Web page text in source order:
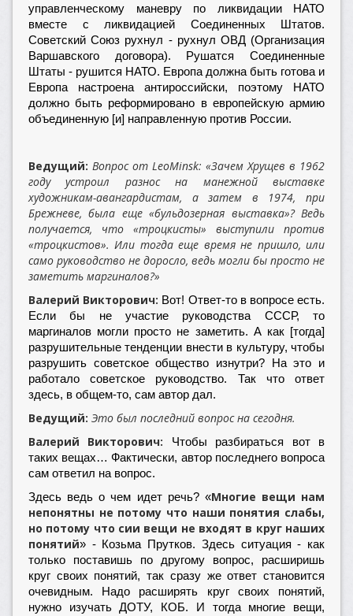
управленческому маневру по ликвидации НАТО
вместе с ликвидацией Соединенных Штатов.
Советский Союз рухнул - рухнул ОВД (Организация
Варшавского договора). Рушатся Соединенные
Штаты - рушится НАТО. Европа должна быть готова и
Европа настроена антироссийски, поэтому НАТО
должно быть реформировано в европейскую армию
объединенную [и] направленную против России.
Ведущий: Вопрос от LeoMinsk: «Зачем Хрущев в 1962
году устроил разнос на манежной выставке
художникам-авангардистам, а затем в 1974, при
Брежневе, была еще «бульдозерная выставка»? Ведь
получается, что «троцкисты» выступили против
«троцкистов». Или тогда еще время не пришло, или
само руководство не доросло, ведь могли бы просто не
заметить маргиналов?»
Валерий Викторович: Вот! Ответ-то в вопросе есть.
Если бы не участие руководства СССР, то
маргиналов могли просто не заметить. А как [тогда]
разрушительные тенденции внести в культуру, чтобы
разрушить советское общество изнутри? На это и
работало советское руководство. Так что ответ
здесь, в общем-то, сам автор дал.
Ведущий: Это был последний вопрос на сегодня.
Валерий Викторович: Чтобы разбираться вот в
таких вещах… Фактически, автор последнего вопроса
сам ответил на вопрос.
Здесь ведь о чем идет речь? «Многие вещи нам
непонятны не потому что наши понятия слабы,
но потому что сии вещи не входят в круг наших
понятий» - Козьма Прутков. Здесь ситуация - как
только поставишь по другому вопрос, расширишь
круг своих понятий, так сразу же ответ становится
очевидным. Надо расширять круг своих понятий,
нужно изучать ДОТУ, КОБ. И тогда многие вещи,